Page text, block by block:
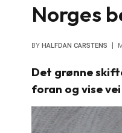
Norges
BY HALFDAN CARSTENS
Det grønne
foran og vise